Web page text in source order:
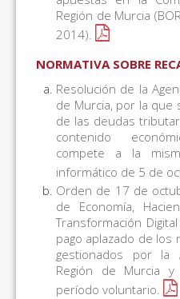
Región de Murcia
2014).
NORMATIVA SOBRE
Resolución de la
de Murcia, por la que
de las deudas
contenido
compete a la
informático de 5 de
Orden de 17 de
de Economía,
Transformación
pago aplazado de
gestionados por la
Región de Murcia
período voluntario.